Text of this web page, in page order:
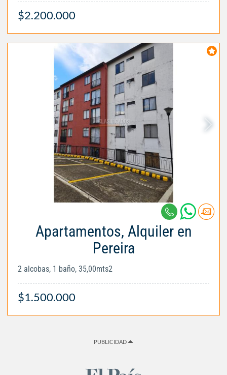
$2.200.000
Apartamentos, Alquiler en
Pereira
2 alcobas, 1 baño, 35,00mts2
$1.500.000
PUBLICIDAD